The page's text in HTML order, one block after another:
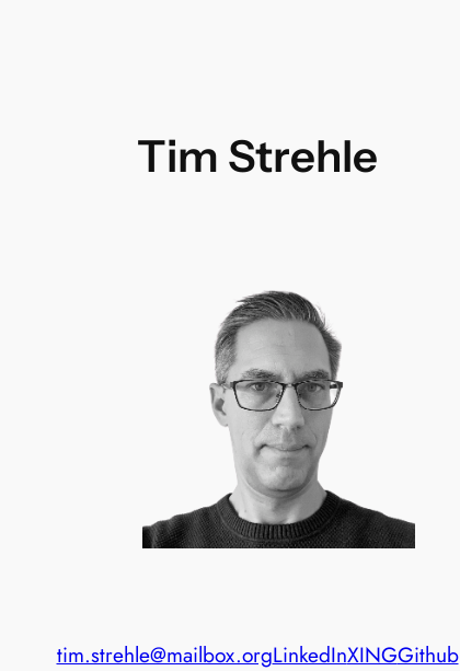
Tim Strehle
tim.strehle@mailbox.orgLinkedInXINGGithub